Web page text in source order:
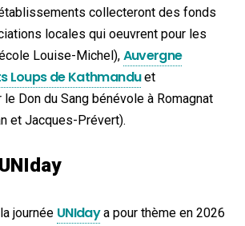
collecteront des fonds
locales qui oeuvrent pour les
Louise-Michel), Auvergne
Loups de Kathmanduet
le Don du Sang bénévole à Romagnat
et Jacques-Prévert).
journée UNIdaya pour thème en 2026